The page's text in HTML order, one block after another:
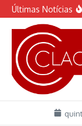
Ir para o conteúdo
Últimas Notícias
O